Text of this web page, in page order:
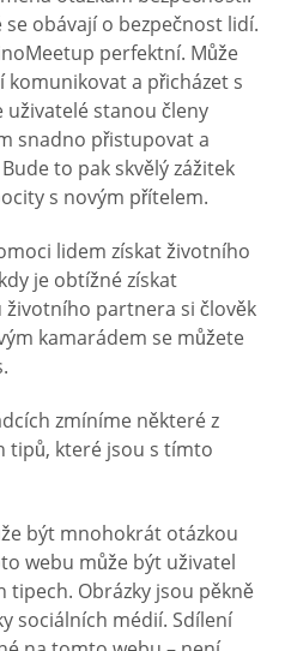
obávají o bezpečnost lidí.
perfektní. Může
a přicházet s
uživatelé stanou členy
snadno přistupovat a
to pak skvělý zážitek
s novým přítelem.
lidem získat životního
je obtížné získat
partnera si člověk
kamarádem se můžete
zmíníme některé z
tipů, které jsou s tímto
být mnohokrát otázkou
webu může být uživatel
tipech. Obrázky jsou pěkně
sociálních médií. Sdílení